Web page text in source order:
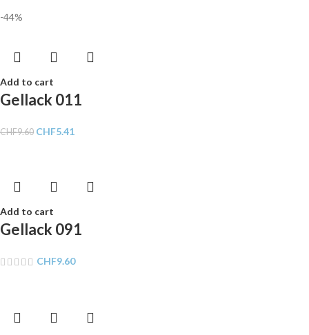
-44%
Add to cart
Gellack 011
CHF9.60 CHF5.41
Add to cart
Gellack 091
CHF9.60